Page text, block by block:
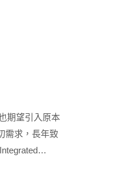
期望引入原本
需求，長年致